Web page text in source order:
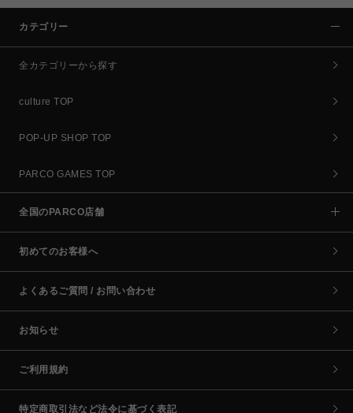
カテゴリー
全カテゴリーから探す
culture TOP
POP-UP SHOP TOP
PARCO GAMES TOP
全国のPARCO店舗
初めてのお客様へ
よくあるご質問 / お問い合わせ
お知らせ
ご利用規約
特定商取引法など法令に基づく表記